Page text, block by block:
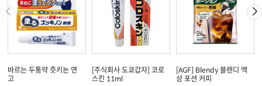
바르는 두통약 즛키논 연
고
[주식회사 도쿄갑자] 코로
스킨 11ml
[AGF] Blendy 블렌디 액
상 포션 커피